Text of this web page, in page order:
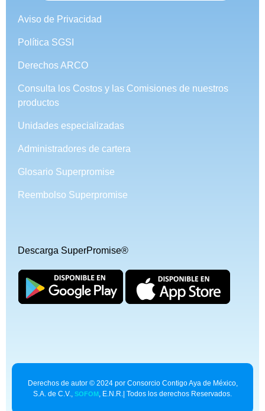
Aviso de Privacidad
Política SGSI
Derechos ARCO
Consulta los Costos y las Comisiones de nuestros
productos
Unidades especializadas
Administradores de cartera
Glosario Superpromise
Reembolso Superpromise
Descarga SuperPromise®
Derechos de autor © 2024 por Consorcio Contigo Aya de México,
S.A. de C.V., SOFOM , E.N.R.| Todos los derechos Reservados.